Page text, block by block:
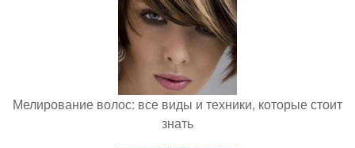
Мелирование волос: все виды и техники, которые стоит
знать